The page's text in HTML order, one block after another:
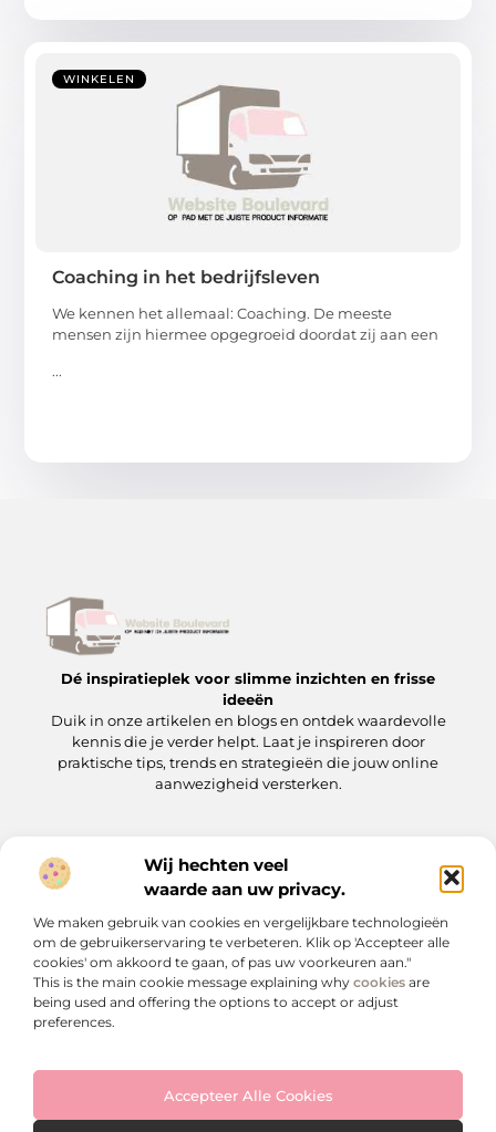
Wij hechten veel
waarde aan uw privacy.
We maken gebruik van cookies en vergelijkbare technologieën
om de gebruikerservaring te verbeteren. Klik op 'Accepteer alle
cookies' om akkoord te gaan, of pas uw voorkeuren aan."
This is the main cookie message explaining why cookies are
being used and offering the options to accept or adjust
preferences.
Accepteer Alle Cookies
WINKELEN
Coaching in het bedrijfsleven
We kennen het allemaal: Coaching. De meeste
mensen zijn hiermee opgegroeid doordat zij aan een
...
Dé inspiratieplek voor slimme inzichten en frisse
ideeën
Duik in onze artikelen en blogs en ontdek waardevolle
kennis die je verder helpt. Laat je inspireren door
praktische tips, trends en strategieën die jouw online
aanwezigheid versterken.
Onze informatie
Bericht categorie
Website index Cookiebeleid (EU)